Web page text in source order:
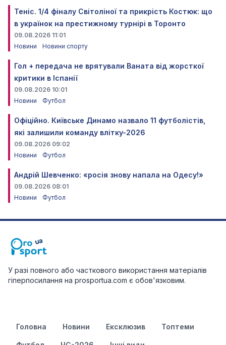
Теніс. 1/4 фіналу Світоліної та прикрість Костюк: що
в українок на престижному турнірі в Торонто
09.08.2026 11:01
Новини
Новини спорту
Гол + передача не врятували Ваната від жорсткої
критики в Іспанії
09.08.2026 10:01
Новини
Футбол
Офіційно. Київське Динамо назвало 11 футболістів,
які залишили команду влітку-2026
09.08.2026 09:02
Новини
Футбол
Андрій Шевченко: «росія знову напала на Одесу!»
09.08.2026 08:01
Новини
Футбол
У разі повного або часткового використання матеріалів
гіперпосилання на prosportua.com є обов'язковим.
Головна Новини Ексклюзив Топтеми